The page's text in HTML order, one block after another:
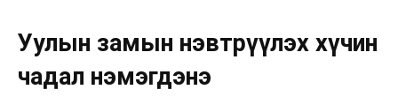
Уулын замын нэвтрүүлэх хүчин
чадал нэмэгдэнэ